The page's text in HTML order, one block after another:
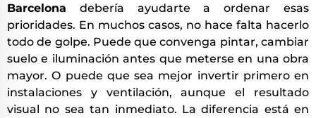
Barcelona debería ayudarte a ordenar esas
prioridades. En muchos casos, no hace falta hacerlo
todo de golpe. Puede que convenga pintar, cambiar
suelo e iluminación antes que meterse en una obra
mayor. O puede que sea mejor invertir primero en
instalaciones y ventilación, aunque el resultado
visual no sea tan inmediato. La diferencia está en